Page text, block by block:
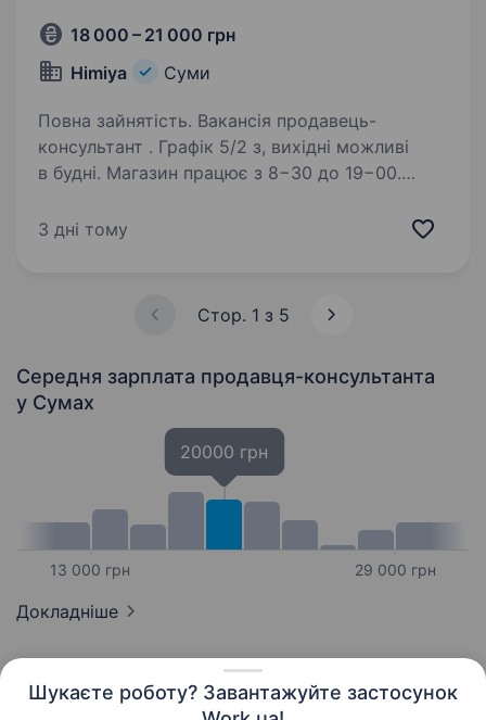
Шукаєте роботу? Завантажуйте застосунок
18 000 – 21 000 грн
Himiya
Суми
Повна зайнятість. Вакансія продавець-
консультант . Графік 5/2 з, вихідні можливі
в будні. Магазин працює з 8−30 до 19−00.
новому, мати охайний вигляд Вміти легко
3 дні тому
Стор. 1 з 5
Середня зарплата продавця-консультанта
у Сумах
13 000 грн
20000 грн
29 000 грн
Докладніше